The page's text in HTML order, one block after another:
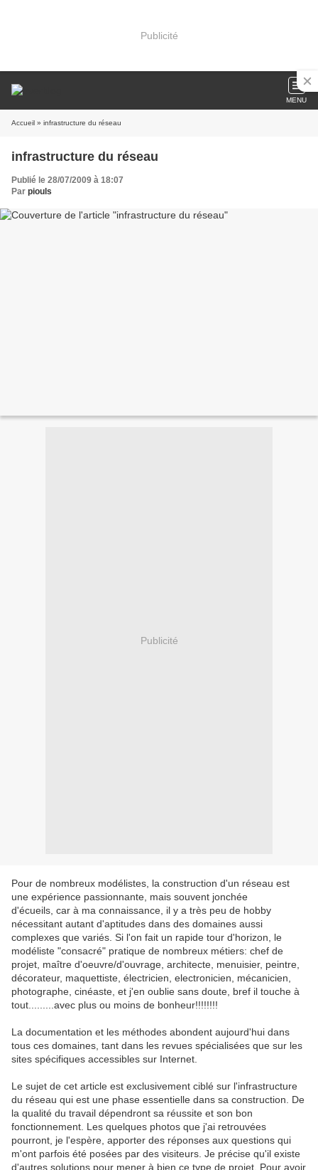
Publicité
MENU
Accueil » infrastructure du réseau
infrastructure du réseau
Publié le 28/07/2009 à 18:07
Par piouls
Publicité
Pour de nombreux modélistes, la construction d'un réseau est
une expérience passionnante, mais souvent jonchée
d'écueils, car à ma connaissance, il y a très peu de hobby
nécessitant autant d'aptitudes dans des domaines aussi
complexes que variés. Si l'on fait un rapide tour d'horizon, le
modéliste "consacré" pratique de nombreux métiers: chef de
projet, maître d'oeuvre/d'ouvrage, architecte, menuisier, peintre,
décorateur, maquettiste, électricien, electronicien, mécanicien,
photographe, cinéaste, et j'en oublie sans doute, bref il touche à
tout.........avec plus ou moins de bonheur!!!!!!!!
La documentation et les méthodes abondent aujourd'hui dans
tous ces domaines, tant dans les revues spécialisées que sur les
sites spécifiques accessibles sur Internet.
Le sujet de cet article est exclusivement ciblé sur l'infrastructure
du réseau qui est une phase essentielle dans sa construction. De
la qualité du travail dépendront sa réussite et son bon
fonctionnement. Les quelques photos que j'ai retrouvées
pourront, je l'espère, apporter des réponses aux questions qui
m'ont parfois été posées par des visiteurs. Je précise qu'il existe
d'autres solutions pour mener à bien ce type de projet. Pour avoir